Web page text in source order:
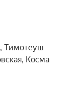
, Тимотеуш
, Косма